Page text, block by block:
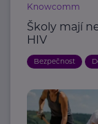
Knowcomm
Školy mají
HIV
Bezpečnost